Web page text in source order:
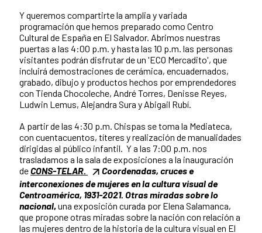
Y queremos compartirte la amplia y variada
programación que hemos preparado como Centro
Cultural de España en El Salvador. Abrimos nuestras
puertas a las 4:00 p.m. y hasta las 10 p.m. las personas
visitantes podrán disfrutar de un 'ECO Mercadito', que
incluirá demostraciones de cerámica, encuadernados,
grabado, dibujo y productos hechos por emprendedores
con Tienda Chocoleche, André Torres, Denisse Reyes,
Ludwin Lemus, Alejandra Sura y Abigail Rubí.
A partir de las 4:30 p.m. Chispas se toma la Mediateca,
con cuentacuentos, títeres y realización de manualidades
dirigidas al público infantil. Y a las 7:00 p.m. nos
trasladamos a la sala de exposiciones a la inauguración
deCONS-TELAR.
Coordenadas, cruces e
interconexiones de mujeres en la cultura visual de
Centroamérica, 1931-2021. Otras miradas sobre lo
nacional, una exposición curada por Elena Salamanca,
que propone otras miradas sobre la nación con relación a
las mujeres dentro de la historia de la cultura visual en El